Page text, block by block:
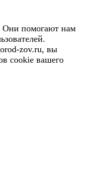
помогают нам
zov.ru, вы
cookie вашего